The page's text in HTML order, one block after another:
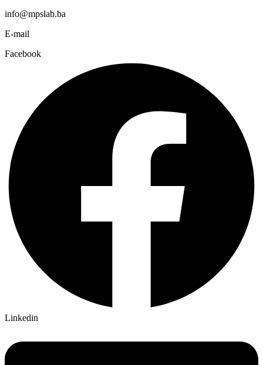
info@mpslab.ba
E-mail
Facebook
Linkedin